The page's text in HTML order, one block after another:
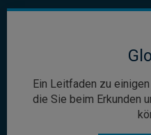
Ein Leitfaden zu
die Sie beim Erkunden